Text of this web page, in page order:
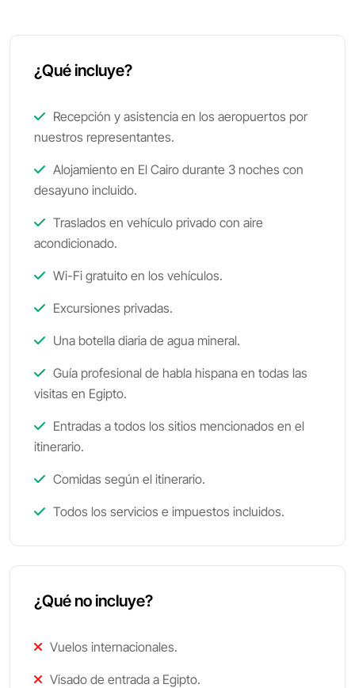
¿Qué incluye?
Recepción y asistencia en los aeropuertos por
nuestros representantes.
Alojamiento en El Cairo durante 3 noches con
desayuno incluido.
Traslados en vehículo privado con aire
acondicionado.
Wi-Fi gratuito en los vehículos.
Excursiones privadas.
Una botella diaria de agua mineral.
Guía profesional de habla hispana en todas las
visitas en Egipto.
Entradas a todos los sitios mencionados en el
itinerario.
Comidas según el itinerario.
Todos los servicios e impuestos incluidos.
¿Qué no incluye?
Vuelos internacionales.
Visado de entrada a Egipto.